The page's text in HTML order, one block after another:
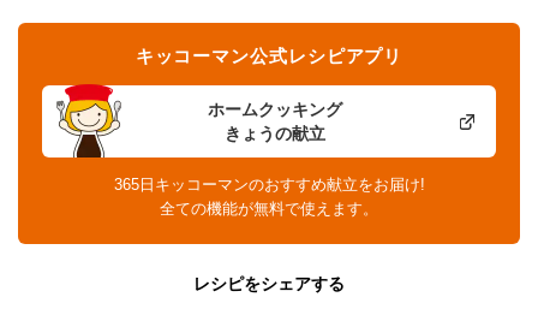
ホームクッキング
きょうの献立
キッコーマン公式レシピアプリ
365日キッコーマンのおすすめ献立をお届け!
全ての機能が無料で使えます。
レシピをシェアする